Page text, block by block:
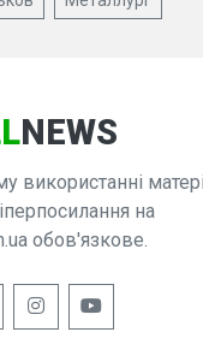
NEWS
використанні
на
обов'язкове.